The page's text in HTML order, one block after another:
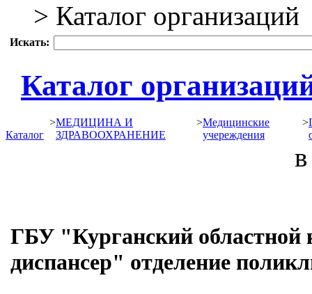
> Каталог организаций
Искать:
Каталог
Каталог
>МЕДИЦИНА И
ЗДРАВООХРАНЕНИЕ
>Медицинские
учереждения
>
ГБУ "Курганский областной
диспансер" отделение